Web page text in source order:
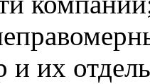
и их